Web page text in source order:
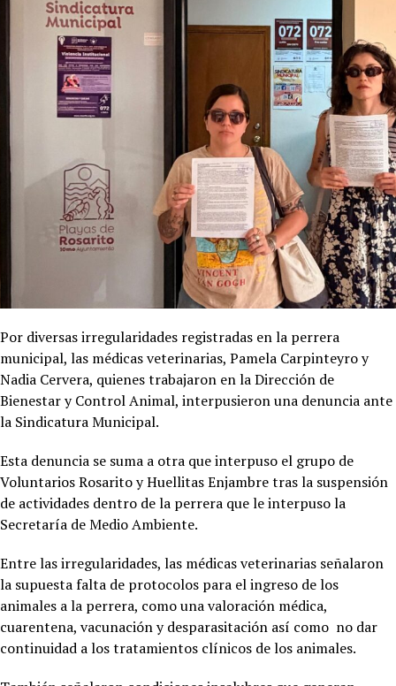
Por diversas irregularidades registradas en la perrera
municipal, las médicas veterinarias, Pamela Carpinteyro y
Nadia Cervera, quienes trabajaron en la Dirección de
Bienestar y Control Animal, interpusieron una denuncia ante
la Sindicatura Municipal.
Esta denuncia se suma a otra que interpuso el grupo de
Voluntarios Rosarito y Huellitas Enjambre tras la suspensión
de actividades dentro de la perrera que le interpuso la
Secretaría de Medio Ambiente.
Entre las irregularidades, las médicas veterinarias señalaron
la supuesta falta de protocolos para el ingreso de los
animales a la perrera, como una valoración médica,
cuarentena, vacunación y desparasitación así como no dar
continuidad a los tratamientos clínicos de los animales.